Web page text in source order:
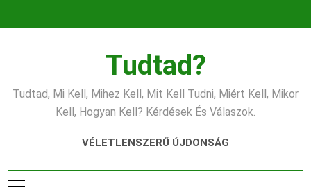
Tudtad?
Tudtad, Mi Kell, Mihez Kell, Mit Kell Tudni, Miért Kell, Mikor
Kell, Hogyan Kell? Kérdések És Válaszok.
VÉLETLENSZERŰ ÚJDONSÁG